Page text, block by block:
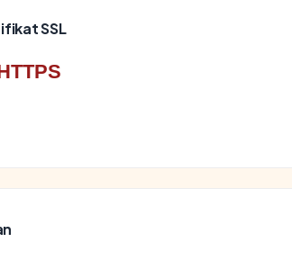
SSL